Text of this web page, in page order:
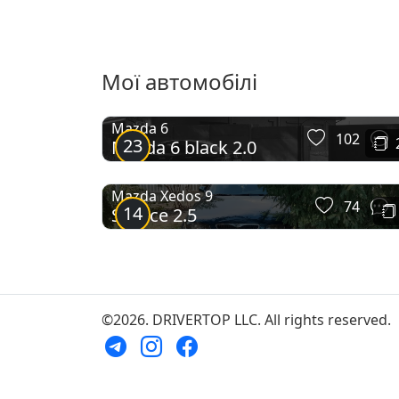
Мої автомобілі
23
Mazda 6
Mazda 6 black 2.0 102
14
Mazda Xedos 9
Spruce 2.5 74
©2026. DRIVERTOP LLC. All rights reserved.